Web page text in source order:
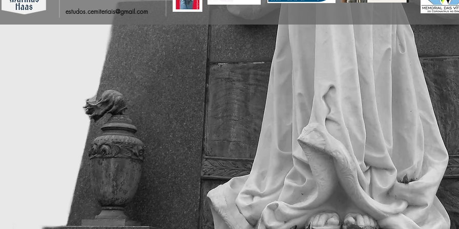
estudos.cemiteriais@gmail.com